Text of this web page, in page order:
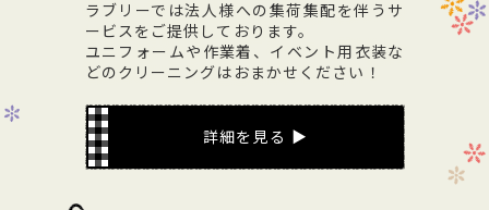
ラブリーでは法人様への集荷集配を伴うサ
ービスをご提供しております。
ユニフォームや作業着、イベント用衣装な
どのクリーニングはおまかせください！
詳細を見る